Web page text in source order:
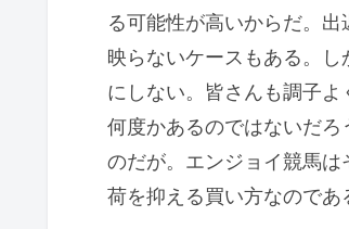
る可能性が高いからだ。
映らないケースもある。
にしない。皆さんも調子
何度かあるのではないだ
のだが。エンジョイ競馬
荷を抑える買い方なのであ